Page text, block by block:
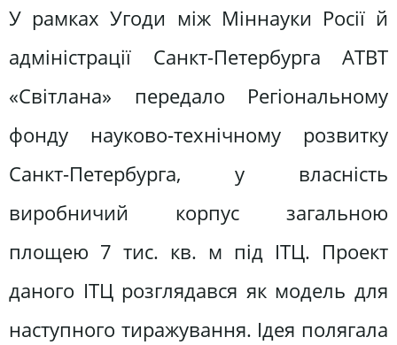
У рамках Угоди між Міннауки Росії й
адміністрації Санкт-Петербурга АТВТ
«Світлана» передало Регіональному
фонду науково-технічному розвитку
Санкт-Петербурга, у власність
виробничий корпус загальною
площею 7 тис. кв. м під ІТЦ. Проект
даного ІТЦ розглядався як модель для
наступного тиражування. Ідея полягала